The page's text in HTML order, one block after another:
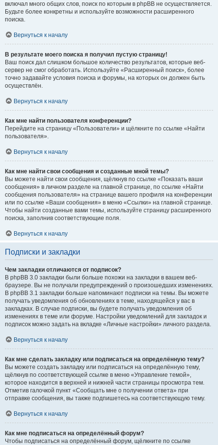
включал много общих слов, поиск по которым в phpBB не осуществляется.
Будьте более конкретны и используйте возможности расширенного
поиска.
Вернуться к началу
В результате моего поиска я получил пустую страницу!
Ваш поиск дал слишком большое количество результатов, которые веб-
сервер не смог обработать. Используйте «Расширенный поиск», более
точно задавайте условия поиска и форумы, на которых он должен быть
осуществлён.
Вернуться к началу
Как мне найти пользователя конференции?
Перейдите на страницу «Пользователи» и щёлкните по ссылке «Найти
пользователя».
Вернуться к началу
Как мне найти свои сообщения и созданные мной темы?
Вы можете найти свои сообщения, щёлкнув по ссылке «Показать ваши
сообщения» в личном разделе на главной странице, по ссылке «Найти
сообщения пользователя» на странице вашего профиля на конференции
или по ссылке «Ваши сообщения» в меню «Ссылки» на главной странице.
Чтобы найти созданные вами темы, используйте страницу расширенного
поиска, заполнив соответствующие поля.
Вернуться к началу
Подписки и закладки
Чем закладки отличаются от подписок?
В phpBB 3.0 закладки были больше похожи на закладки в вашем веб-
браузере. Вы не получали предупреждений о произошедших изменениях.
В phpBB 3.1 закладки больше напоминают подписки на темы. Вы можете
получать уведомления об обновлениях в теме, находящейся у вас в
закладках. В случае подписки, вы будете получать уведомления об
изменениях в теме или форуме. Настройки уведомлений для закладок и
подписок можно задать на вкладке «Личные настройки» личного раздела.
Вернуться к началу
Как мне сделать закладку или подписаться на определённую тему?
Вы можете создать закладку или подписаться на определённую тему,
щёлкнув по соответствующей ссылке в меню «Управление темой»,
которое находится в верхней и нижней части страницы просмотра тем.
Отметив галочкой пункт «Сообщать мне о получении ответа» при
отправке сообщения, вы также подпишетесь на соответствующую тему.
Вернуться к началу
Как мне подписаться на определённый форум?
Чтобы подписаться на определённый форум, щёлкните по ссылке